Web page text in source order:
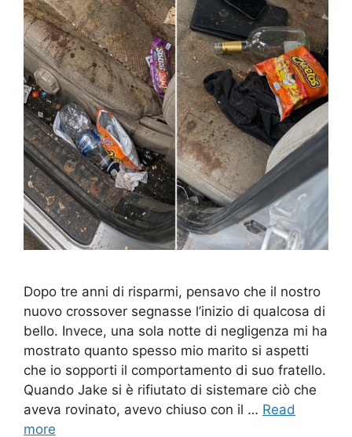
Dopo tre anni di risparmi, pensavo che il nostro
nuovo crossover segnasse l’inizio di qualcosa di
bello. Invece, una sola notte di negligenza mi ha
mostrato quanto spesso mio marito si aspetti
che io sopporti il comportamento di suo fratello.
Quando Jake si è rifiutato di sistemare ciò che
aveva rovinato, avevo chiuso con il … Read
more